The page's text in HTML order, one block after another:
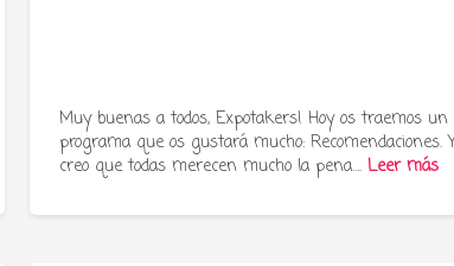
Muy buenas a todos, Expotakers! Hoy os traemos un
programa que os gustará mucho: Recomendaciones.
creo que todas merecen mucho la pena….Leer más